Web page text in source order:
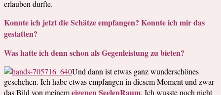
erlauben durfte.
Konnte ich jetzt die Schätze empfangen? Konnte ich mir das
gestatten?
Was hatte ich denn schon als Gegenleistung zu bieten?
Und dann ist etwas ganz wunderschönes
geschehen. Ich habe etwas empfangen in diesem Moment und zwar
das Bild von meinemeigenen SeelenRaum. Ich wusste noch nicht